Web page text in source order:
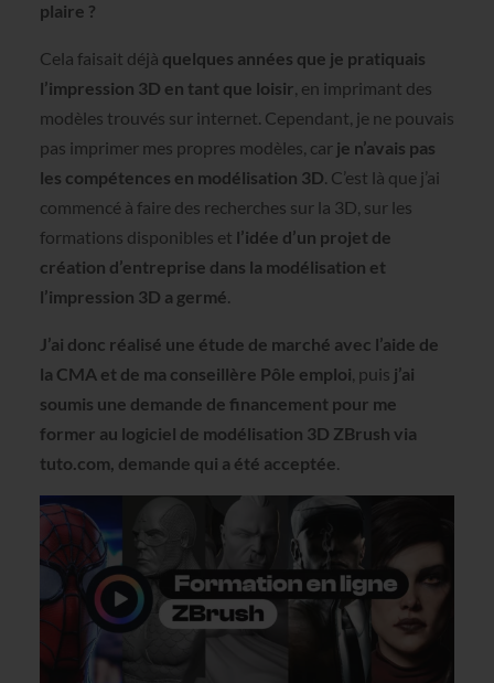
plaire ?
Cela faisait déjà quelques années que je pratiquais
l’impression 3D en tant que loisir , en imprimant des
modèles trouvés sur internet. Cependant, je ne pouvais
pas imprimer mes propres modèles, car je n’avais pas
les compétences en modélisation 3D . C’est là que j’ai
commencé à faire des recherches sur la 3D, sur les
formations disponibles et l’idée d’un projet de
création d’entreprise dans la modélisation et
l’impression 3D a germé
J’ai donc réalisé une étude de marché avec l’aide de
la CMA et de ma conseillère Pôle emploi , puis j’ai
soumis une demande de financement pour me
former au logiciel de modélisation 3D ZBrush via
tuto.com, demande qui a été acceptée